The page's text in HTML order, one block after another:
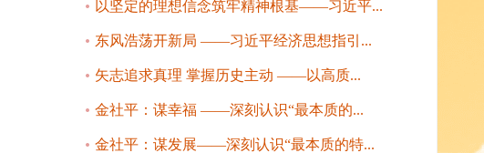
以坚定的理想信念筑牢精神根基——习近平...
东风浩荡开新局 ——习近平经济思想指引...
矢志追求真理 掌握历史主动 ——以高质...
金社平：谋幸福 ——深刻认识“最本质的...
金社平：谋发展——深刻认识“最本质的特...